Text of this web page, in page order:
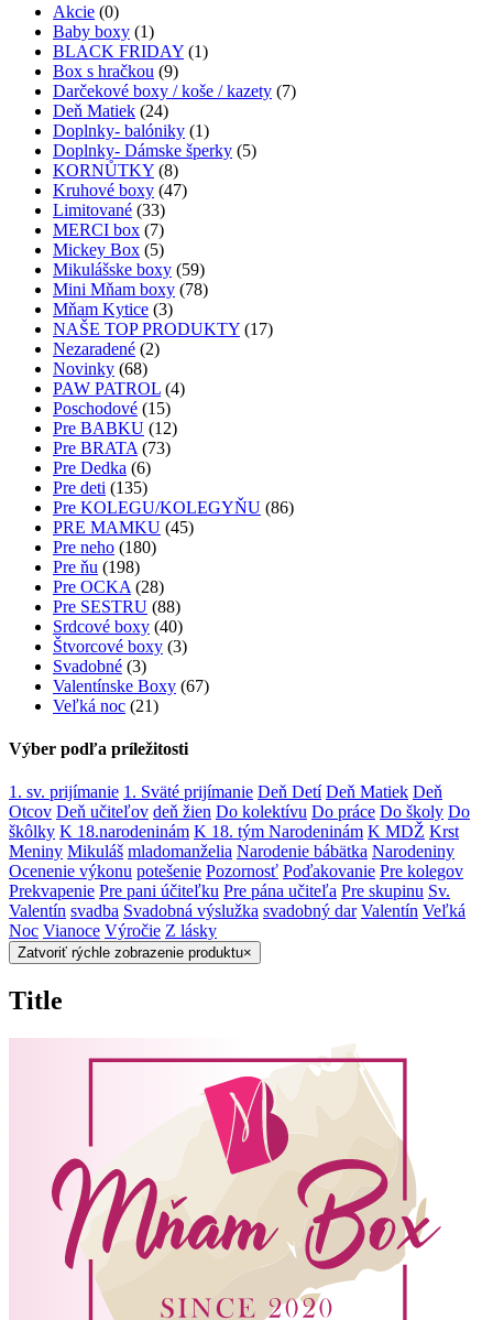
Akcie (0)
Baby boxy (1)
BLACK FRIDAY (1)
Box s hračkou (9)
Darčekové boxy / koše / kazety (7)
Deň Matiek (24)
Doplnky- balóniky (1)
Doplnky- Dámske šperky (5)
KORNŮTKY (8)
Kruhové boxy (47)
Limitované (33)
MERCI box (7)
Mickey Box (5)
Mikulášske boxy (59)
Mini Mňam boxy (78)
Mňam Kytice (3)
NAŠE TOP PRODUKTY (17)
Nezaradené (2)
Novinky (68)
PAW PATROL (4)
Poschodové (15)
Pre BABKU (12)
Pre BRATA (73)
Pre Dedka (6)
Pre deti (135)
Pre KOLEGU/KOLEGYŇU (86)
PRE MAMKU (45)
Pre neho (180)
Pre ňu (198)
Pre OCKA (28)
Pre SESTRU (88)
Srdcové boxy (40)
Štvorcové boxy (3)
Svadobné (3)
Valentínske Boxy (67)
Veľká noc (21)
Výber podľa príležitosti
1. sv. prijímanie 1. Sväté prijímanie Deň Detí Deň Matiek Deň
Otcov Deň učiteľov deň žien Do kolektívu Do práce Do školy Do
škôlky K 18.narodeninám K 18. tým Narodeninám K MDŽ Krst
Meniny Mikuláš mladomanželia Narodenie bábätka Narodeniny
Ocenenie výkonu potešenie Pozornosť Poďakovanie Pre kolegov
Prekvapenie Pre pani účiteľku Pre pána učiteľa Pre skupinu Sv.
Valentín svadba Svadobná výslužka svadobný dar Valentín Veľká
Noc Vianoce Výročie Z lásky
Zatvoriť rýchle zobrazenie produktu×
Title